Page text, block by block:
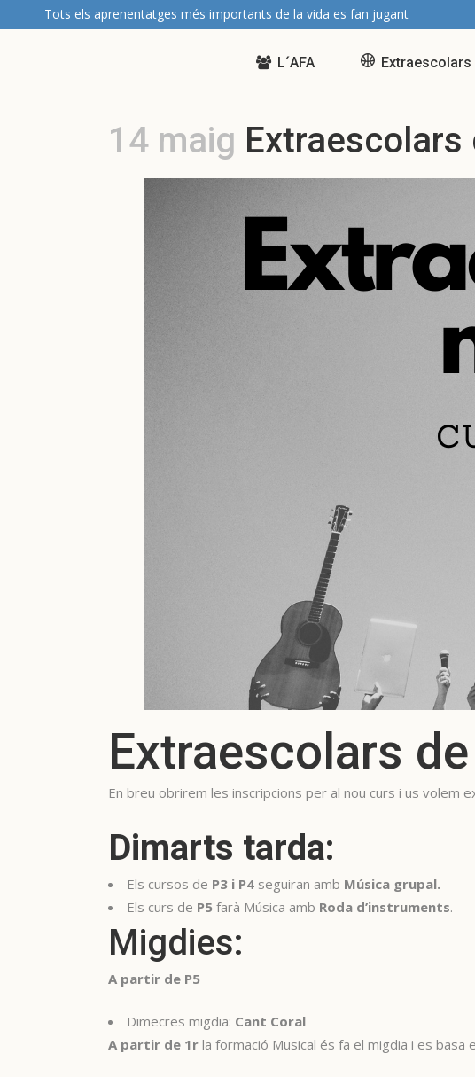
Tots els aprenentatges més importants de la vida es fan jugant
L´AFA Extraescolars
14 maig
Extraescolars
En breu obrirem les inscripcions per al nou curs i us volem
Dimarts tarda:
Els cursos de P3 i P4 seguiran amb Música grupal.
Els curs de P5 farà Música amb Roda d’instruments.
Migdies:
A partir de P5
Dimecres migdia: Cant Coral
A partir de 1r la formació Musical és fa el migdia i es basa